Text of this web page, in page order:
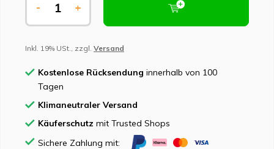
- +
Inkl. 19% USt., zzgl. Versand
Kostenlose Rücksendung innerhalb von 100
Tagen
Klimaneutraler Versand
Käuferschutz mit Trusted Shops
Sichere Zahlung mit: